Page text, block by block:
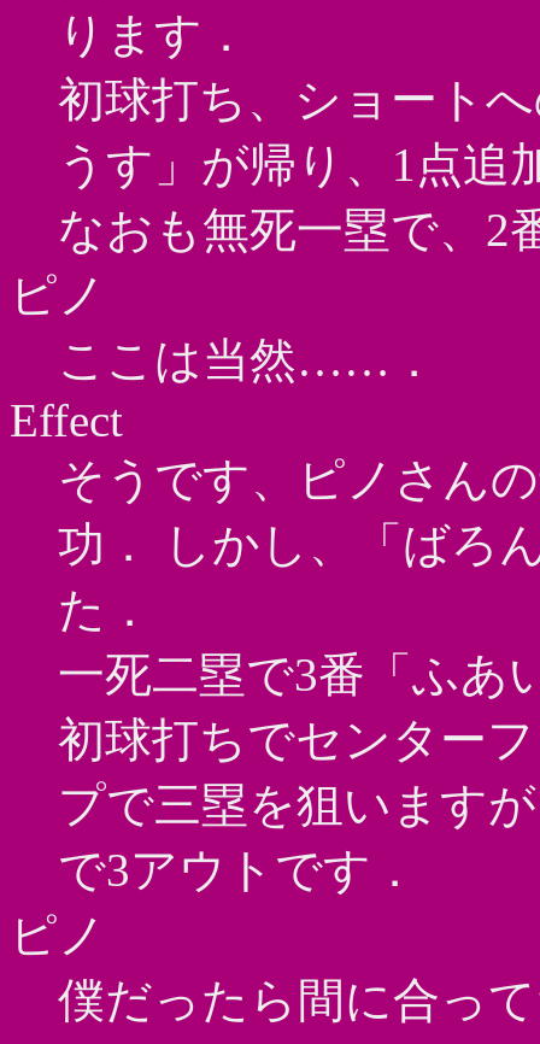
ります．
初球打ち、ショート
うす」が帰り、1点追
なおも無死一塁で、2
ピノ
ここは当然……．
Effect
そうです、ピノさん
功． しかし、「ばろ
た．
一死二塁で3番「ふあ
初球打ちでセンター
プで三塁を狙います
で3アウトです．
ピノ
僕だったら間に合っ